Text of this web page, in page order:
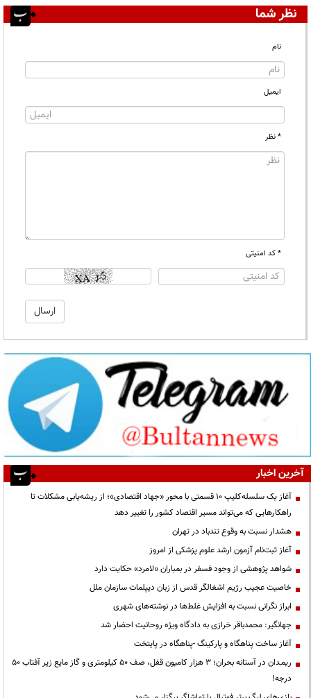
نظر شما
نام
ایمیل
* نظر
* کد امنیتی
آخرین اخبار
آغاز یک سلسله‌کلیپ ۱۰ قسمتی با محور «جهاد اقتصادی»؛ از ریشه‌یابی مشکلات تا
راهکارهایی که می‌تواند مسیر اقتصاد کشور را تغییر دهد
هشدار نسبت به وقوع تندباد در تهران
آغاز ثبت‌نام آزمون ارشد علوم پزشکی از امروز
شواهد پژوهشی از وجود فسفر در بمباران «لامرد» حکایت دارد
خاصیت عجیب رژیم اشغالگر قدس از زبان دیپلمات سازمان ملل
ابراز نگرانی نسبت به افزایش غلط‌ها در نوشته‌های شهری
جهانگیر: محمدباقر خرازی به دادگاه ویژه روحانیت احضار شد
آغاز ساخت پناهگاه و پارکینگ -پناهگاه در پایتخت
ریمـدان در آستانه بحران؛ ۳ هزار کامیون قفل، صف ۵۰ کیلومتری و گاز مایع زیر آفتاب ۵۰
درجه!